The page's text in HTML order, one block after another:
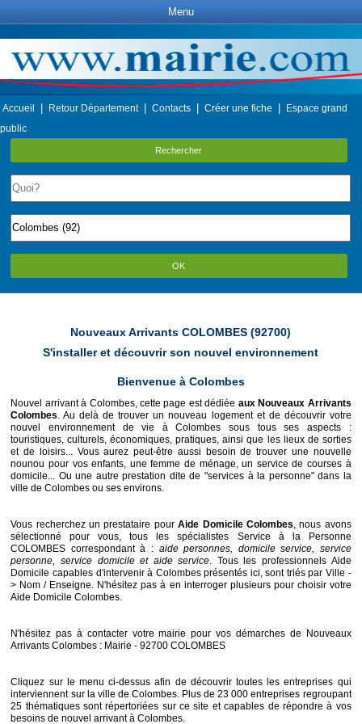
Menu
Accueil Retour Département Contacts Créer une fiche
Espace grand
public
Rechercher
OK
Nouveaux Arrivants COLOMBES (92700)
S'installer et découvrir son nouvel environnement
Bienvenue à Colombes
Nouvel arrivant à Colombes, cette page est dédiée aux Nouveaux Arrivants
Colombes. Au delà de trouver un nouveau logement et de découvrir votre
nouvel environnement de vie à Colombes sous tous ses aspects :
touristiques, culturels, économiques, pratiques, ainsi que les lieux de sorties
et de loisirs... Vous aurez peut-être aussi besoin de trouver une nouvelle
nounou pour vos enfants, une femme de ménage, un service de courses à
domicile... Ou une autre prestation dite de "services à la personne" dans la
ville de Colombes ou ses environs.
Vous recherchez un prestataire pourAide Domicile Colombes, nous avons
sélectionné pour vous, tous les spécialistes Service à la Personne
COLOMBES correspondant à : aide personnes, domicile service, service
personne, service domicile et aide service. Tous les professionnels Aide
Domicile capables d'intervenir à Colombes présentés ici, sont triés par Ville -
> Nom / Enseigne. N'hésitez pas à en interroger plusieurs pour choisir votre
Aide Domicile Colombes.
N'hésitez pas à contacter votre mairie pour vos démarches de
Nouveaux
Arrivants Colombes : Mairie - 92700 COLOMBES
Cliquez sur le menu ci-dessus afin de découvrir toutes les entreprises qui
interviennent sur la ville de Colombes. Plus de 23 000 entreprises regroupant
25 thématiques sont répertoriées sur ce site et capables de répondre à vos
besoins de nouvel arrivant à Colombes.